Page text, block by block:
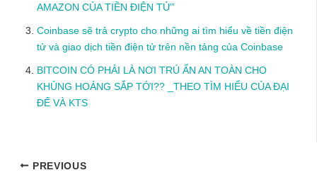
AMAZON CỦA TIỀN ĐIỆN TỬ”
Coinbase sẽ trả crypto cho những ai tìm hiểu về tiền điện
tử và giao dịch tiền điện tử trên nền tảng của Coinbase
BITCOIN CÓ PHẢI LÀ NƠI TRÚ ẨN AN TOÀN CHO
KHỦNG HOẢNG SẮP TỚI?? _THEO TÌM HIỂU CỦA ĐẠI
ĐẾ VÀ KTS
PREVIOUS